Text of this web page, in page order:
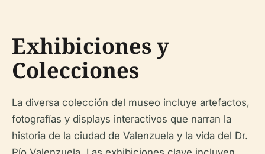
Exhibiciones y
Colecciones
La diversa colección del museo incluye artefactos,
fotografías y displays interactivos que narran la
historia de la ciudad de Valenzuela y la vida del Dr.